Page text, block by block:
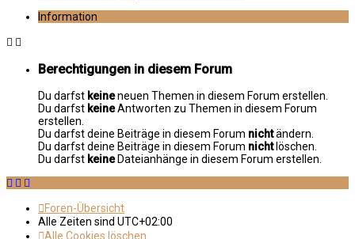
Information
Berechtigungen in diesem Forum
Du darfst keineneuen Themen in diesem Forum erstellen.
Du darfst keineAntworten zu Themen in diesem Forum
erstellen.
Du darfst deine Beiträge in diesem Forum nichtändern.
Du darfst deine Beiträge in diesem Forum nichtlöschen.
Du darfst keineDateianhänge in diesem Forum erstellen.
Foren-Übersicht
Alle Zeiten sind UTC+02:00
Alle Cookies löschen